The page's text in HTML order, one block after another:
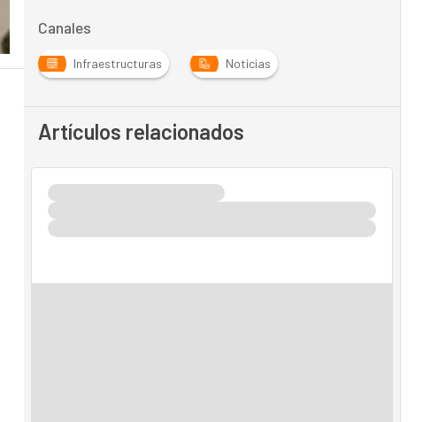
Canales
Infraestructuras Noticias
Artículos relacionados